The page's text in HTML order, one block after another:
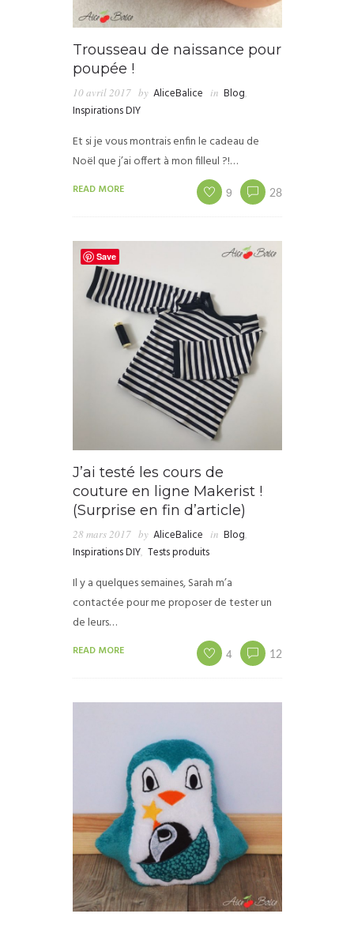
Trousseau de naissance pour
poupée !
10 avril 2017 by AliceBalice in Blog,
Inspirations DIY
Et si je vous montrais enfin le cadeau de
Noël que j’ai offert à mon filleul ?!…
READ MORE 9 28
J’ai testé les cours de
couture en ligne Makerist !
(Surprise en fin d’article)
28 mars 2017 by AliceBalice in Blog,
Inspirations DIY, Tests produits
Il y a quelques semaines, Sarah m’a
contactée pour me proposer de tester un
de leurs…
READ MORE 4 12
Save